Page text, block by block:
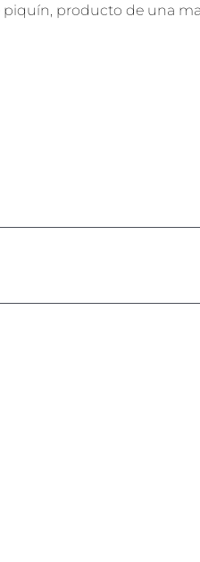
piquín, producto de una